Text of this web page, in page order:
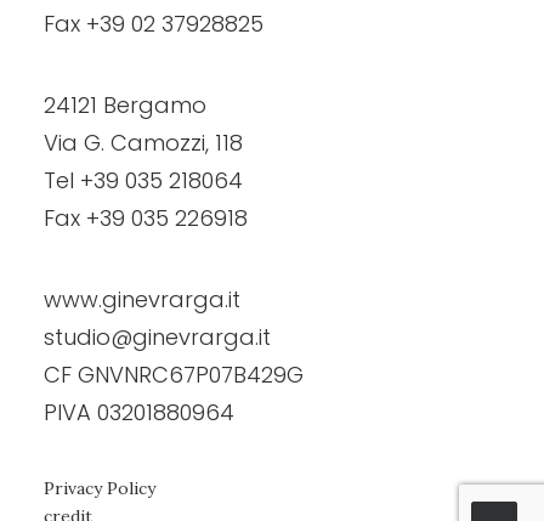
Fax +39 02 37928825
24121 Bergamo
Via G. Camozzi, 118
Tel +39 035 218064
Fax +39 035 226918
www.ginevrarga.it
studio@ginevrarga.it
CF GNVNRC67P07B429G
PIVA 03201880964
Privacy Policy
credit